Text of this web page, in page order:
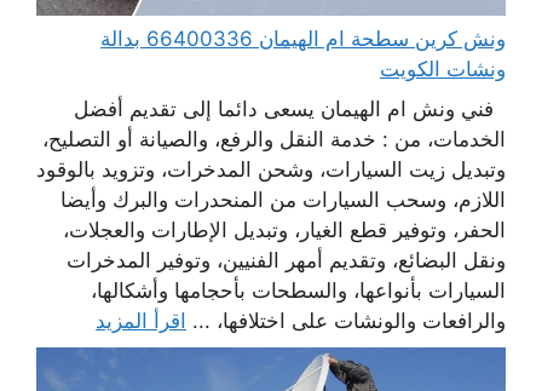
ونش كرين سطحة ام الهيمان 66400336 بدالة
ونشات الكويت
فني ونش ام الهيمان يسعى دائما إلى تقديم أفضل
الخدمات، من : خدمة النقل والرفع، والصيانة أو التصليح،
وتبديل زيت السيارات، وشحن المدخرات، وتزويد بالوقود
اللازم، وسحب السيارات من المنحدرات والبرك وأيضا
الحفر، وتوفير قطع الغيار، وتبديل الإطارات والعجلات،
ونقل البضائع، وتقديم أمهر الفنيين، وتوفير المدخرات
السيارات بأنواعها، والسطحات بأحجامها وأشكالها،
والرافعات والونشات على اختلافها، ... اقرأ المزيد